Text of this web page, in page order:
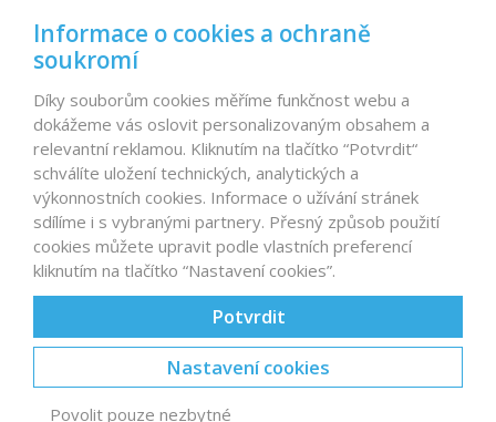
Nabídka vozů
Reference
Dovoz aut na míru – pro koho je určen?
Garanční program
Prodat auto
Finance
Prodaná auta
Proč D1 CARS?
© 2026 D1 CARS s.r.o., autobazar
Informace o cookies a ochraně
soukromí
Díky souborům cookies měříme funkčnost webu a
dokážeme vás oslovit personalizovaným obsahem a
relevantní reklamou. Kliknutím na tlačítko “Potvrdit“
schválíte uložení technických, analytických a
výkonnostních cookies. Informace o užívání stránek
sdílíme i s vybranými partnery. Přesný způsob použití
cookies můžete upravit podle vlastních preferencí
kliknutím na tlačítko “Nastavení cookies”.
Potvrdit
Nastavení cookies
Povolit pouze nezbytné